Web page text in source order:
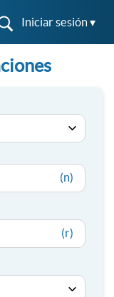
Iniciar sesión ▾
(n)
(r)